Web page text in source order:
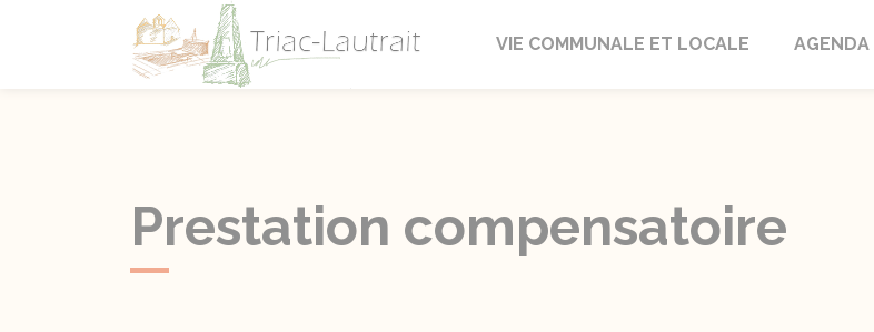
Triac-Lautrait
VIE COMMUNALE ET LOCALE AGENDA
Prestation compensatoire